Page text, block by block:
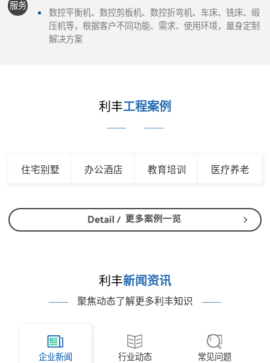
服务
数控平衡机、数控剪板机、数控折弯机、车床、铣床、缎
压机等，根据客户不同功能、需求、使用环境，量身定制
解决方案
利丰工程案例
—— ——
住宅别墅 办公酒店 教育培训 医疗养老
利丰新闻资讯
—— 聚焦动态了解更多利丰知识 ——
企业新闻 行业动态 常见问题